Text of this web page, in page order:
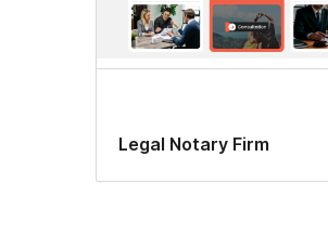
Legal Notary Firm